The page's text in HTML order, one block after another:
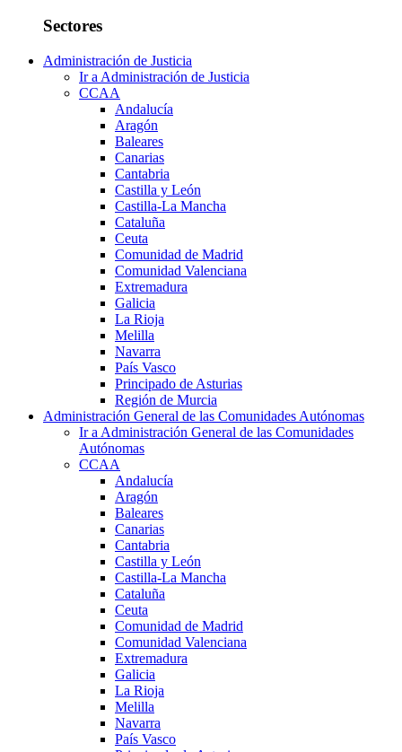
Sectores
Administración de Justicia
Ir a Administración de Justicia
CCAA
Andalucía
Aragón
Baleares
Canarias
Cantabria
Castilla y León
Castilla-La Mancha
Cataluña
Ceuta
Comunidad de Madrid
Comunidad Valenciana
Extremadura
Galicia
La Rioja
Melilla
Navarra
País Vasco
Principado de Asturias
Región de Murcia
Administración General de las Comunidades Autónomas
Ir a Administración General de las Comunidades
Autónomas
CCAA
Andalucía
Aragón
Baleares
Canarias
Cantabria
Castilla y León
Castilla-La Mancha
Cataluña
Ceuta
Comunidad de Madrid
Comunidad Valenciana
Extremadura
Galicia
La Rioja
Melilla
Navarra
País Vasco